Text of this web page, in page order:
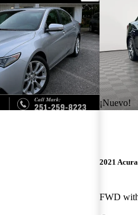
¡Nuevo!
2021
FWD